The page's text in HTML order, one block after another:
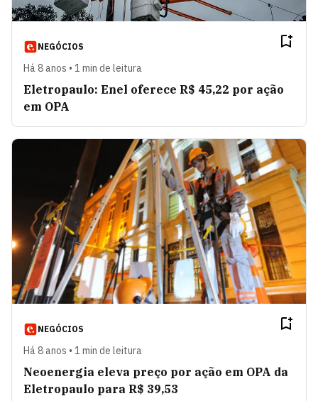
NEGÓCIOS
Há 8 anos • 1 min de leitura
Eletropaulo: Enel oferece R$ 45,22 por ação
em OPA
NEGÓCIOS
Há 8 anos • 1 min de leitura
Neoenergia eleva preço por ação em OPA da
Eletropaulo para R$ 39,53